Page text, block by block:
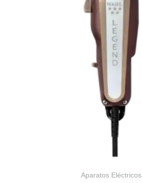
Aparatos Eléctricos